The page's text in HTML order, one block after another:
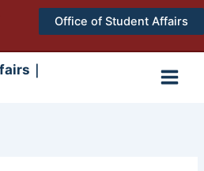
Office of Student Affairs
｜